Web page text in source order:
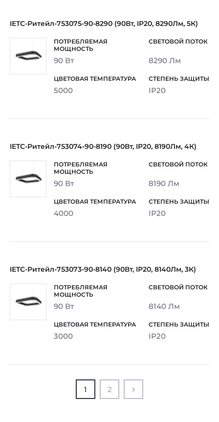
IETC-Ритейл-753075-90-8290 (90Вт, IP20, 8290Лм, 5К)
90 Вт 8290 Лм
5000 IP20
IETC-Ритейл-753074-90-8190 (90Вт, IP20, 8190Лм, 4К)
90 Вт 8190 Лм
4000 IP20
IETC-Ритейл-753073-90-8140 (90Вт, IP20, 8140Лм, 3К)
90 Вт 8140 Лм
3000 IP20
1 2